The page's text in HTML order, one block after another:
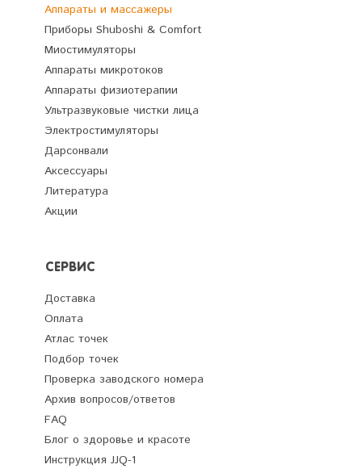
Аппараты и массажеры
Приборы Shuboshi & Comfort
Миостимуляторы
Аппараты микротоков
Аппараты физиотерапии
Ультразвуковые чистки лица
Электростимуляторы
Дарсонвали
Аксессуары
Литература
Акции
СЕРВИС
Доставка
Оплата
Атлас точек
Подбор точек
Проверка заводского номера
Архив вопросов/ответов
FAQ
Блог о здоровье и красоте
Инструкция JJQ-1